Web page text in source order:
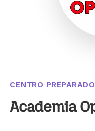
CENTRO
Academia